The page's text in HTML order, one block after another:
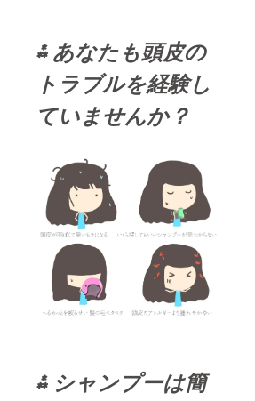
⁂あなたも頭皮の
トラブルを経験し
ていませんか？
⁂ シャンプーは簡